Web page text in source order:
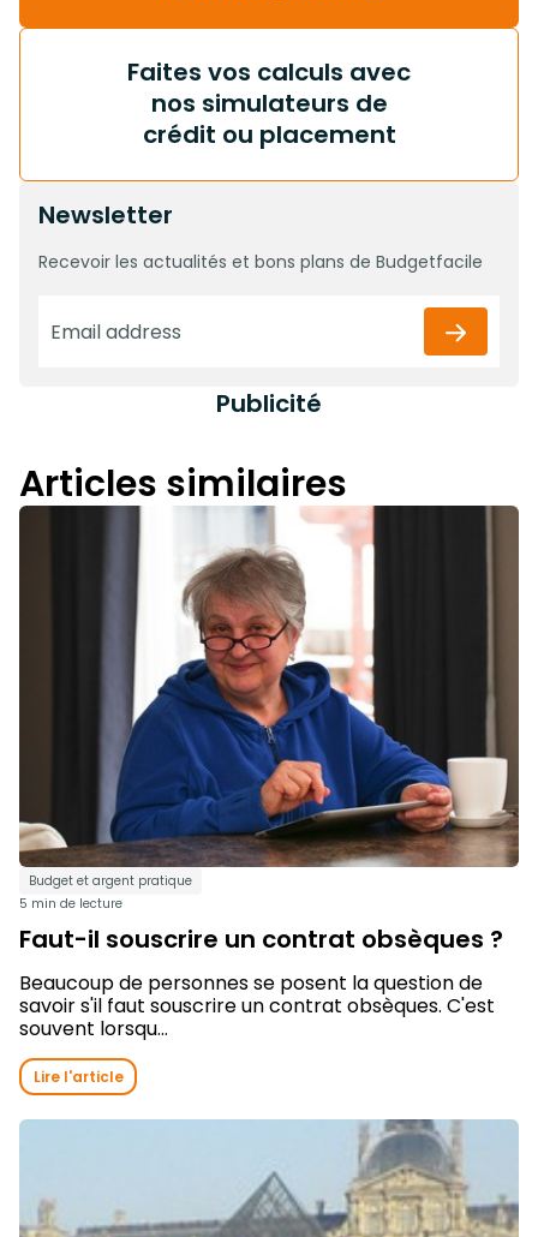
Faites vos calculs avec
nos simulateurs de
crédit ou placement
Newsletter
Recevoir les actualités et bons plans de Budgetfacile
Publicité
Articles similaires
Budget et argent pratique
5 min de lecture
Faut-il souscrire un contrat obsèques ?
Beaucoup de personnes se posent la question de
savoir s'il faut souscrire un contrat obsèques. C'est
souvent lorsqu...
Lire l'article